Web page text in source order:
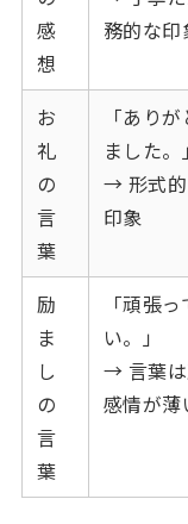
感
想
務的な印
お
礼
の
言
葉
「あり
ました。」
→ 形式
印象
励
ま
し
の
言
葉
「頑張
い。」
→ 言葉
感情が薄